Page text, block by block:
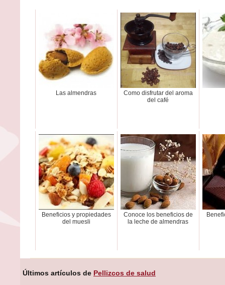
Las almendras
Como disfrutar del aroma
del café
Beneficios y propiedades
del muesli
Conoce los beneficios de
la leche de almendras
Últimos artículos de Pellizcos de salud